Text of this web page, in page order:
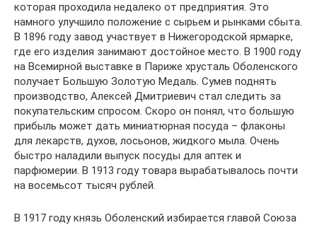
которая проходила недалеко от предприятия. Это
намного улучшило положение с сырьем и рынками сбыта.
В 1896 году завод участвует в Нижегородской ярмарке,
где его изделия занимают достойное место. В 1900 году
на Всемирной выставке в Париже хрусталь Оболенского
получает Большую Золотую Медаль. Сумев поднять
производство, Алексей Дмитриевич стал следить за
покупательским спросом. Скоро он понял, что большую
прибыль может дать миниатюрная посуда – флаконы
для лекарств, духов, лосьонов, жидкого мыла. Очень
быстро наладили выпуск посуды для аптек и
парфюмерии. В 1913 году товара вырабатывалось почти
на восемьсот тысяч рублей.
В 1917 году князь Оболенский избирается главой Союза